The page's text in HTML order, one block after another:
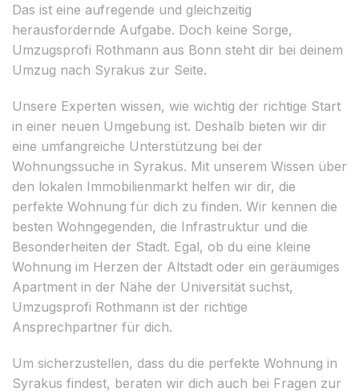
Das ist eine aufregende und gleichzeitig
herausfordernde Aufgabe. Doch keine Sorge,
Umzugsprofi Rothmann aus Bonn steht dir bei deinem
Umzug nach Syrakus zur Seite.
Unsere Experten wissen, wie wichtig der richtige Start
in einer neuen Umgebung ist. Deshalb bieten wir dir
eine umfangreiche Unterstützung bei der
Wohnungssuche in Syrakus. Mit unserem Wissen über
den lokalen Immobilienmarkt helfen wir dir, die
perfekte Wohnung für dich zu finden. Wir kennen die
besten Wohngegenden, die Infrastruktur und die
Besonderheiten der Stadt. Egal, ob du eine kleine
Wohnung im Herzen der Altstadt oder ein geräumiges
Apartment in der Nähe der Universität suchst,
Umzugsprofi Rothmann ist der richtige
Ansprechpartner für dich.
Um sicherzustellen, dass du die perfekte Wohnung in
Syrakus findest, beraten wir dich auch bei Fragen zur